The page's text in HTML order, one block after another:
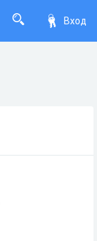
Вход